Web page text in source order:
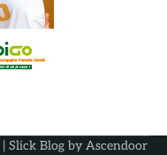
| Slick Blog by Ascendoor